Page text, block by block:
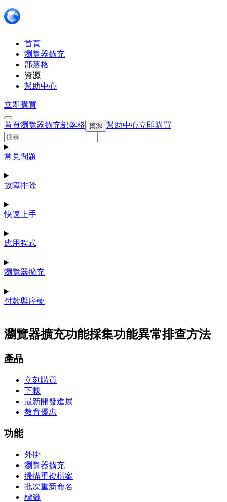
首頁
瀏覽器擴充
部落格
資源
幫助中心
立即購買
首頁瀏覽器擴充部落格 資源 幫助中心立即購買
常見問題
故障排除
快速上手
應用程式
瀏覽器擴充
付款與序號
瀏覽器擴充功能採集功能異常排查方法
產品
立刻購買
下載
最新開發進展
教育優惠
功能
外掛
瀏覽器擴充
掃描重複檔案
批次重新命名
標籤